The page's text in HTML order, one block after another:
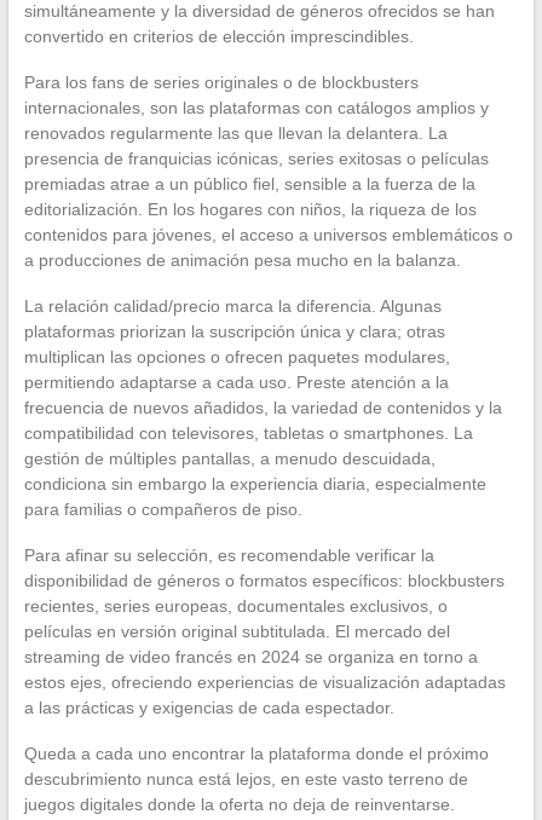
simultáneamente y la diversidad de géneros ofrecidos se han
convertido en criterios de elección imprescindibles.
Para los fans de series originales o de blockbusters
internacionales, son las plataformas con catálogos amplios y
renovados regularmente las que llevan la delantera. La
presencia de franquicias icónicas, series exitosas o películas
premiadas atrae a un público fiel, sensible a la fuerza de la
editorialización. En los hogares con niños, la riqueza de los
contenidos para jóvenes, el acceso a universos emblemáticos o
a producciones de animación pesa mucho en la balanza.
La relación calidad/precio marca la diferencia. Algunas
plataformas priorizan la suscripción única y clara; otras
multiplican las opciones o ofrecen paquetes modulares,
permitiendo adaptarse a cada uso. Preste atención a la
frecuencia de nuevos añadidos, la variedad de contenidos y la
compatibilidad con televisores, tabletas o smartphones. La
gestión de múltiples pantallas, a menudo descuidada,
condiciona sin embargo la experiencia diaria, especialmente
para familias o compañeros de piso.
Para afinar su selección, es recomendable verificar la
disponibilidad de géneros o formatos específicos: blockbusters
recientes, series europeas, documentales exclusivos, o
películas en versión original subtitulada. El mercado del
streaming de video francés en 2024 se organiza en torno a
estos ejes, ofreciendo experiencias de visualización adaptadas
a las prácticas y exigencias de cada espectador.
Queda a cada uno encontrar la plataforma donde el próximo
descubrimiento nunca está lejos, en este vasto terreno de
juegos digitales donde la oferta no deja de reinventarse.